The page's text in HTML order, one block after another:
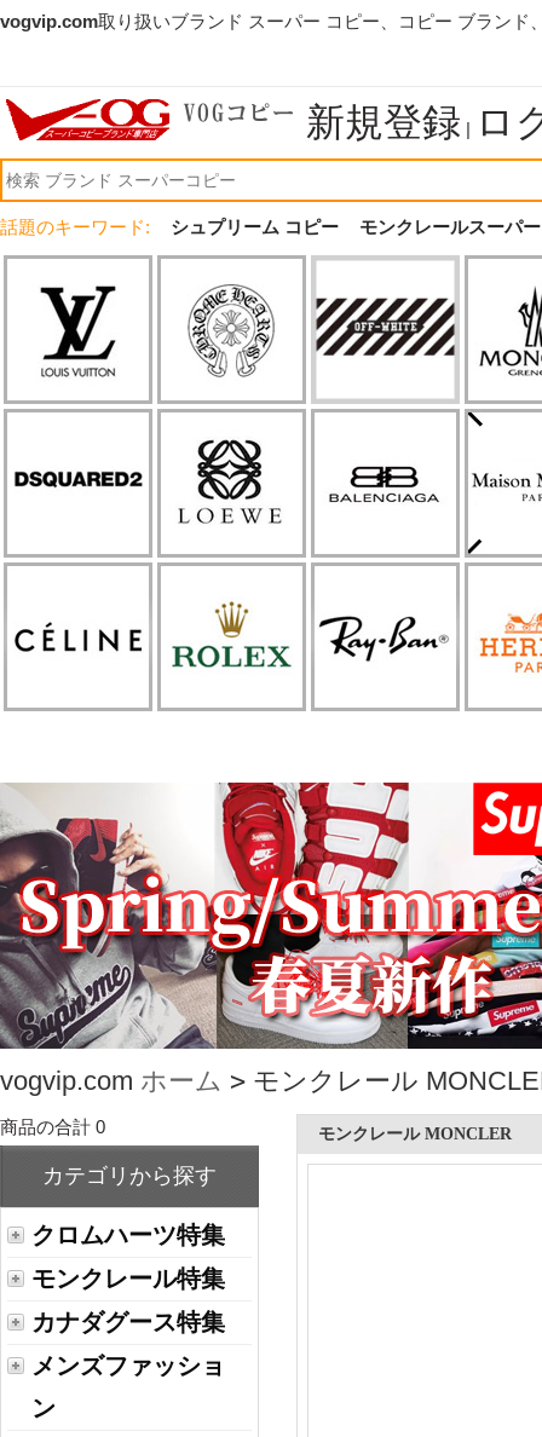
vogvip.com取り扱いブランド スーパー コピー、コピー ブランド
新規登録 | ロ
話題のキーワード: シュプリーム コピー モンクレールスーパ
vogvip.com ホーム > モンクレール
商品の合計 0
カテゴリから探す
クロムハーツ特集
モンクレール特集
カナダグース特集
メンズファッショ
ン
モンクレール MONCLER